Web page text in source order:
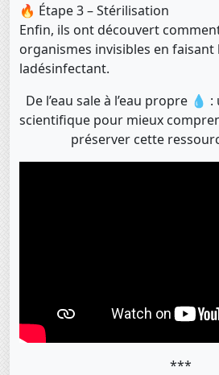
🔥 Étape 3 – Stérilisation
Enfin, ils ont découvert
organismes invisibles en faisant
ladésinfectant.
De l’eau sale à l’eau propre 💧
scientifique pour mieux
préserver cette
***